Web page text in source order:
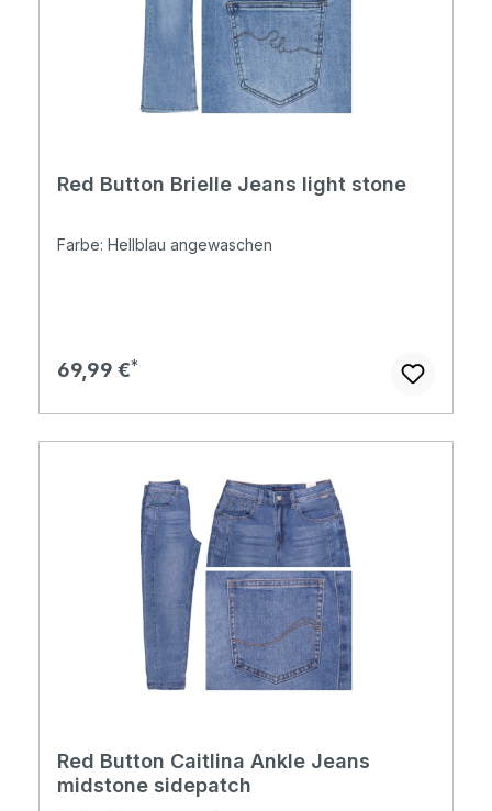
Red Button Brielle Jeans light stone
Farbe: Hellblau angewaschen
Regulärer Preis:
69,99 €
Red Button Caitlina Ankle Jeans
midstone sidepatch